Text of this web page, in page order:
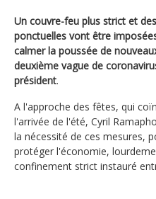
Un couvre-feu plus strict et
ponctuelles vont être
calmer la poussée de
deuxième vague de
président.
A l'approche des fêtes, qui
l'arrivée de l'été, Cyril
la nécessité de ces mesures,
protéger l'économie,
confinement strict instauré